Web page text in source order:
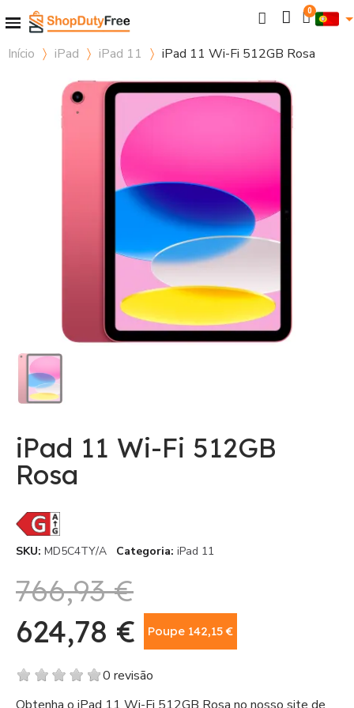
Início iPad iPad 11 iPad 11 Wi-Fi 512GB Rosa
iPad 11 Wi-Fi 512GB
Rosa
SKU MD5C4TY/A Categoria iPad 11
766,93 €
624,78 €
Poupe 142,15 €
0 revisão
Obtenha o iPad 11 Wi-Fi 512GB Rosa no nosso site de